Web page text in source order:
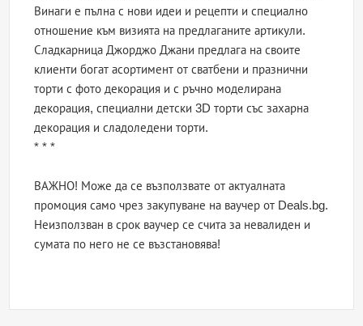
Винаги е пълна с нови идеи и рецепти и специално
отношение към визията на предлаганите артикули.
Сладкарница Джорджо Джани предлага на своите
клиенти богат асортимент от сватбени и празнични
торти с фото декорация и с ръчно моделирана
декорация, специални детски 3D торти със захарна
декорация и сладоледени торти.
* * *
ВАЖНО! Може да се възползвате от актуалната
промоция само чрез закупуване на ваучер от Deals.bg.
Неизползван в срок ваучер се счита за невалиден и
сумата по него не се възстановява!